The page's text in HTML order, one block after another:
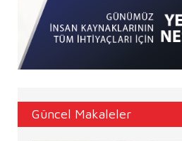
Güncel Makaleler